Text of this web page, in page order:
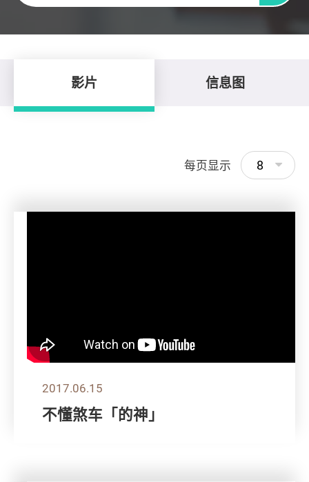
影片 信息图
每页显示 8
2017.06.15
不懂煞车「的神」